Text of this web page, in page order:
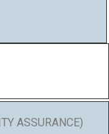
ASSURANCE)